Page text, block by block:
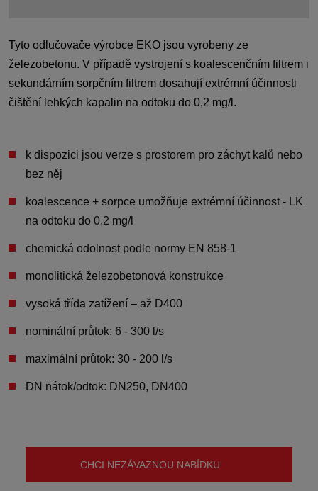
Tyto odlučovače výrobce EKO jsou vyrobeny ze
železobetonu. V případě vystrojení s koalescenčním filtrem i
sekundárním sorpčním filtrem dosahují extrémní účinnosti
čištění lehkých kapalin na odtoku do 0,2 mg/l.
k dispozici jsou verze s prostorem pro záchyt kalů nebo
bez něj
koalescence + sorpce umožňuje extrémní účinnost - LK
na odtoku do 0,2 mg/l
chemická odolnost podle normy EN 858-1
monolitická železobetonová konstrukce
vysoká třída zatížení – až D400
nominální průtok: 6 - 300 l/s
maximální průtok: 30 - 200 l/s
DN nátok/odtok: DN250, DN400
CHCI NEZÁVAZNOU NABÍDKU